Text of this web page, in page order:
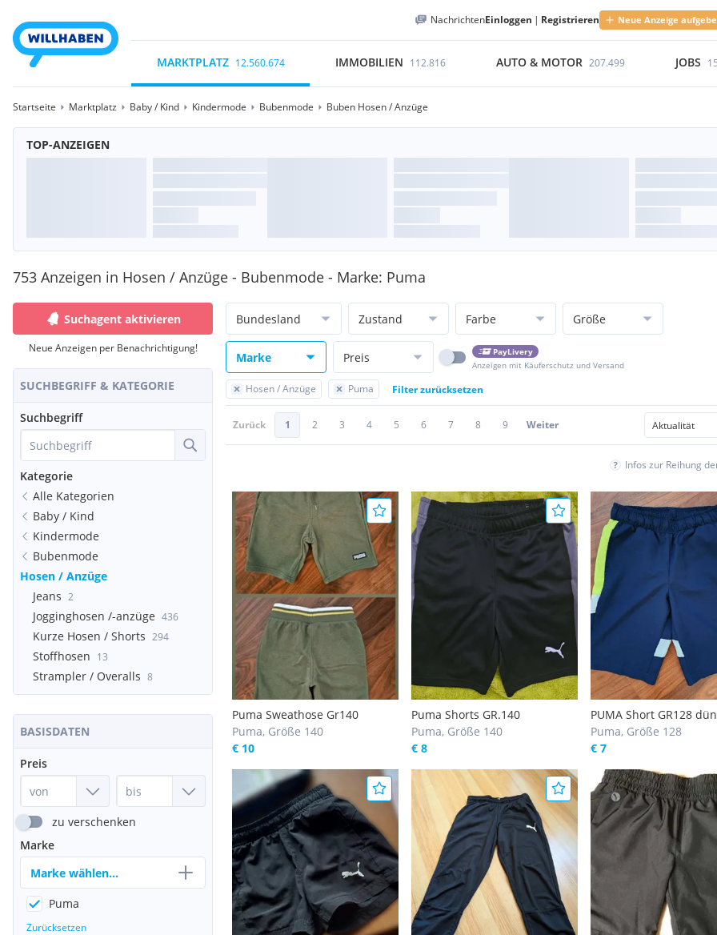
NachrichtenEinloggen | Registrieren Neue Anzeige
MARKTPLATZ 12.560.674 IMMOBILIEN 112.816 AUTO & MOTOR 207.499 JOBS
Startseite Marktplatz Baby / Kind Kindermode Bubenmode Buben Hosen / Anzüge
TOP-ANZEIGEN
753 Anzeigen in Hosen / Anzüge - Bubenmode - Marke: Puma
Suchagent aktivieren
Neue Anzeigen per Benachrichtigung!
SUCHBEGRIFF & KATEGORIE
Suchbegriff
Kategorie
Alle Kategorien
Baby / Kind
Kindermode
Bubenmode
Hosen / Anzüge
Jeans 2
Jogginghosen /-anzüge 436
Kurze Hosen / Shorts 294
Stoffhosen 13
Strampler / Overalls 8
BASISDATEN
Preis
zu verschenken
Marke
Marke wählen...
Puma
Zurücksetzen
Bundesland Zustand Farbe Größe
Marke Preis
PayLivery
Anzeigen mit Käuferschutz und Versand
Hosen / Anzüge Puma Filter zurücksetzen
Zurück 1 2 3 4 5 6 7 8 9 Weiter
Infos zur Reihung
Puma Sweathose Gr140
Puma, Größe 140
€ 10
Puma Shorts GR.140
Puma, Größe 140
€ 8
PUMA Short GR128
Puma, Größe 128
€ 7